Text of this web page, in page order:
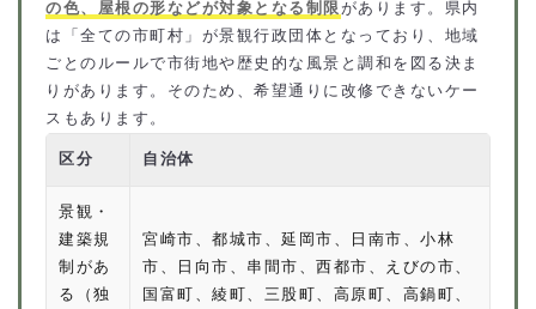
の色、屋根の形などが対象となる制限があります。県内
は「全ての市町村」が景観行政団体となっており、地域
ごとのルールで市街地や歴史的な風景と調和を図る決ま
りがあります。そのため、希望通りに改修できないケー
スもあります。
区分 自治体
景観・
建築規
制があ
る（独
宮崎市、都城市、延岡市、日南市、小林
市、日向市、串間市、西都市、えびの市、
国富町、綾町、三股町、高原町、高鍋町、